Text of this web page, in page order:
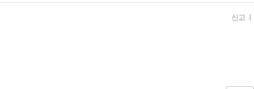
신고 |